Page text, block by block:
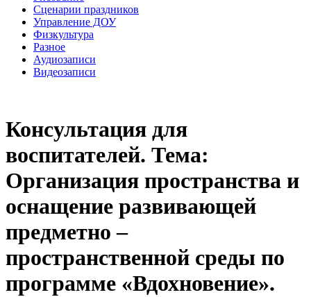
Сценарии праздников
Управление ДОУ
Физкультура
Разное
Аудиозаписи
Видеозаписи
Консультация для
воспитателей. Тема:
Организация пространства и
оснащение развивающей
предметно –
пространственной среды по
программе «Вдохновение».